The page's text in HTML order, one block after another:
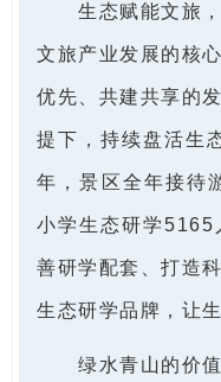
生态赋能文旅
文旅产业发展的核
优先、共建共享的
提下，持续盘活生
年，景区全年接待
小学生态研学5165
善研学配套、打造
生态研学品牌，让
绿水青山的价